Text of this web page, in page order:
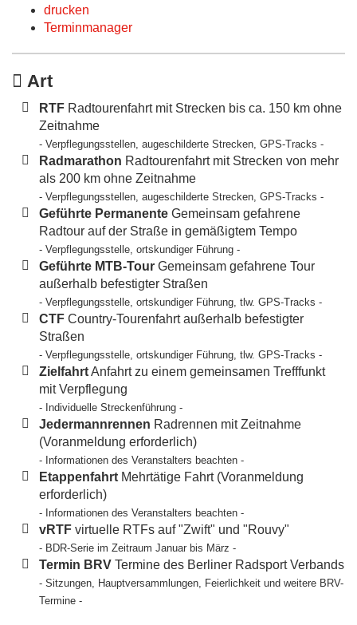
drucken
Terminmanager
Art
RTF Radtourenfahrt mit Strecken bis ca. 150 km ohne
Zeitnahme
- Verpflegungsstellen, augeschilderte Strecken, GPS-Tracks -
Radmarathon Radtourenfahrt mit Strecken von mehr
als 200 km ohne Zeitnahme
- Verpflegungsstellen, augeschilderte Strecken, GPS-Tracks -
Geführte Permanente Gemeinsam gefahrene
Radtour auf der Straße in gemäßigtem Tempo
- Verpflegungsstelle, ortskundiger Führung -
Geführte MTB-Tour Gemeinsam gefahrene Tour
außerhalb befestigter Straßen
- Verpflegungsstelle, ortskundiger Führung, tlw. GPS-Tracks -
CTF Country-Tourenfahrt außerhalb befestigter
Straßen
- Verpflegungsstelle, ortskundiger Führung, tlw. GPS-Tracks -
ZielfahrtAnfahrt zu einem gemeinsamen Trefffunkt
mit Verpflegung
- Individuelle Streckenführung -
Jedermannrennen Radrennen mit Zeitnahme
(Voranmeldung erforderlich)
- Informationen des Veranstalters beachten -
Etappenfahrt Mehrtätige Fahrt (Voranmeldung
erforderlich)
- Informationen des Veranstalters beachten -
vRTF virtuelle RTFs auf "Zwift" und "Rouvy"
- BDR-Serie im Zeitraum Januar bis März -
Termin BRV Termine des Berliner Radsport Verbands
- Sitzungen, Hauptversammlungen, Feierlichkeit und weitere BRV-
Termine -